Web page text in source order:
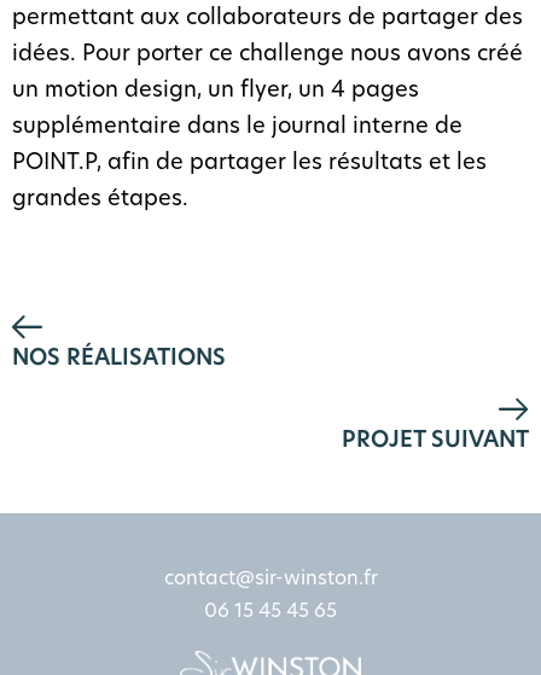
permettant aux collaborateurs de partager des
idées. Pour porter ce challenge nous avons créé
un motion design, un flyer, un 4 pages
supplémentaire dans le journal interne de
POINT.P, afin de partager les résultats et les
grandes étapes.
NOS RÉALISATIONS
PROJET SUIVANT
contact@sir-winston.fr
06 15 45 45 65